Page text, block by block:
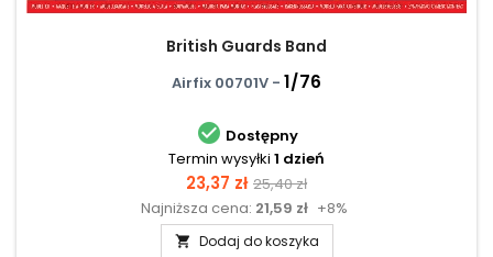
British Guards Band
Airfix 00701V - 1/76
 Dostępny
Termin wysyłki 1 dzień
Cena
23,37 zł Cena
podstawowa
25,40 zł
Najniższa cena: 21,59 zł +8%
 Dodaj do koszyka